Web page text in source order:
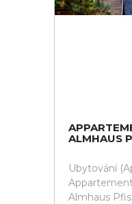
ALMHAUS
Ubytování
Almhaus